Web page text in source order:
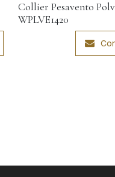
Collier Pesavento
WPLVE1420